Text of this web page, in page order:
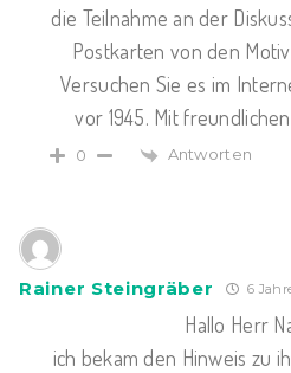
die Teilnahme an der
Postkarten von den
Versuchen Sie es im
vor 1945. Mit
0 Antworten
Rainer Steingräber 6
Hallo Herr
ich bekam den Hinweis zu